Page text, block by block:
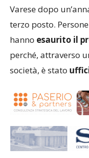
Varese dopo
terzo posto.
hanno esaurito il
perché, attraverso
società, è stato